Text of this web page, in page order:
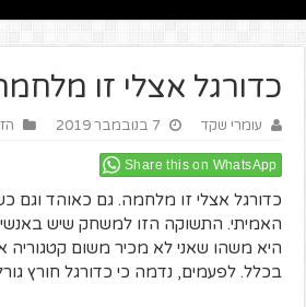
כדורגל אצלי זו
עומרי שקד 7 בנובמבר 2019
Share this on WhatsApp
כדורגל אצלי זו מלחמה. גם כאוהד וגם
האמיתי. התשוקה הזו למשחק שיש
היא משהו שאני לא מכיר משום
בכלל. לפעמים, נדמה כי כדורגל חורץ